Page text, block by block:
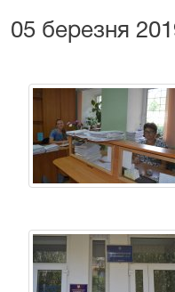
05 березня